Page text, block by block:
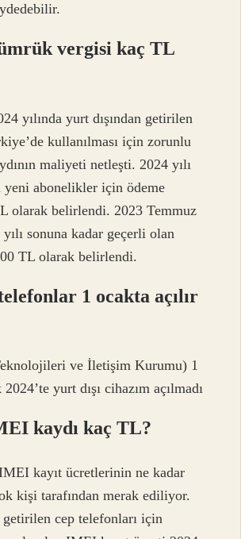
vergisi kaç TL
yılında yurt dışından getirilen
kullanılması için zorunlu
maliyeti netleşti. 2024 yılı
yeni abonelikler için ödeme
olarak belirlendi. 2023 Temmuz
yılı sonuna kadar geçerli olan
TL olarak belirlendi.
1 ocakta açılır
ve İletişim Kurumu) 1
yurt dışı cihazım açılmadı
kaydı kaç TL?
kayıt ücretlerinin ne kadar
kişi tarafından merak ediliyor.
getirilen cep telefonları için